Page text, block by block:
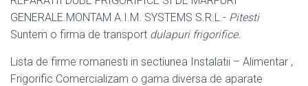
GENERALE.MONTAM A.I.M. SYSTEMS S.R.L.- Pitesti
Suntem o firma de transport dulapuri frigorifice.
Lista de firme romanesti in sectiunea Instalatii – Alimentar ,
Frigorific Comercializam o gama diversa de aparate